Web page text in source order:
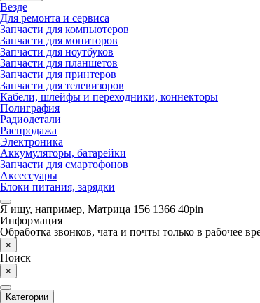
Везде
Для ремонта и сервиса
Запчасти для компьютеров
Запчасти для мониторов
Запчасти для ноутбуков
Запчасти для планшетов
Запчасти для принтеров
Запчасти для телевизоров
Кабели, шлейфы и переходники, коннекторы
Полиграфия
Радиодетали
Распродажа
Электроника
Аккумуляторы, батарейки
Запчасти для смартофонов
Аксессуары
Блоки питания, зарядки
Я ищу, например, Матрица 156 1366 40pin
Информация
Обработка звонков, чата и почты только в рабочее
×
Поиск
×
Категории